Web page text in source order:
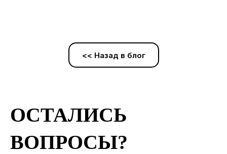
<< Назад в блог
ОСТАЛИСЬ
ВОПРОСЫ?